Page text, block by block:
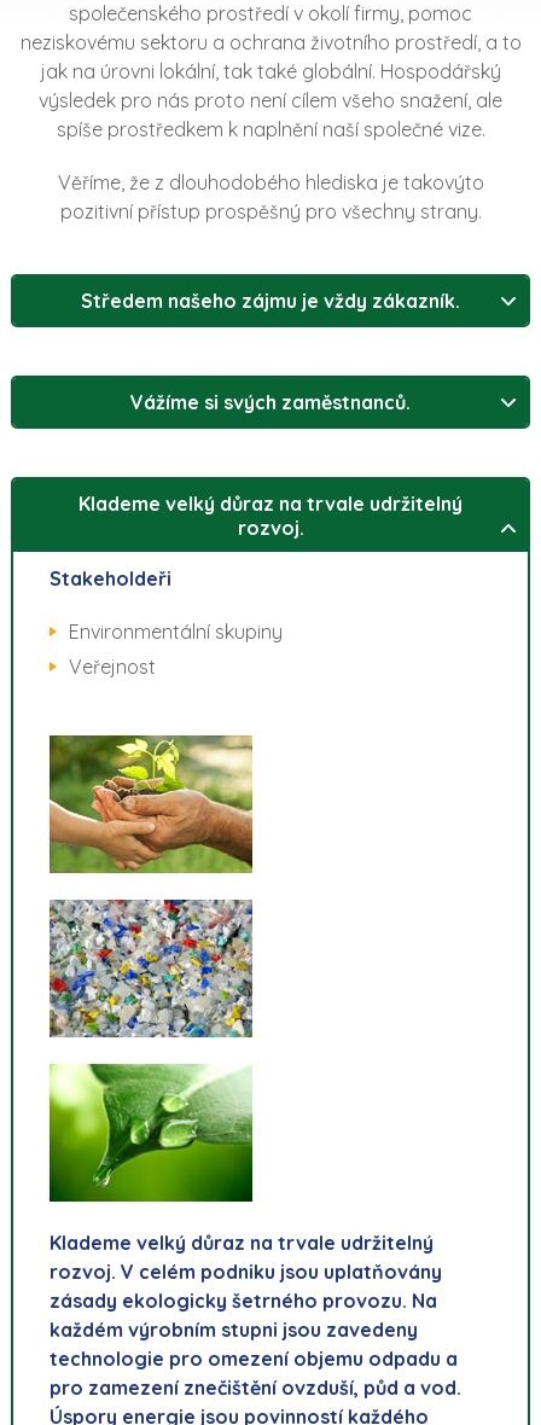
společenského prostředí v okolí firmy, pomoc
neziskovému sektoru a ochrana životního prostředí, a to
jak na úrovni lokální, tak také globální. Hospodářský
výsledek pro nás proto není cílem všeho snažení, ale
spíše prostředkem k naplnění naší společné vize.
Věříme, že z dlouhodobého hlediska je takovýto
pozitivní přístup prospěšný pro všechny strany.
Středem našeho zájmu je vždy zákazník.
Vážíme si svých zaměstnanců.
Klademe velký důraz na trvale udržitelný
rozvoj.
Stakeholdeři
Environmentální skupiny
Veřejnost
Klademe velký důraz na trvale udržitelný
rozvoj. V celém podniku jsou uplatňovány
zásady ekologicky šetrného provozu. Na
každém výrobním stupni jsou zavedeny
technologie pro omezení objemu odpadu a
pro zamezení znečištění ovzduší, půd a vod.
Úspory energie jsou povinností každého